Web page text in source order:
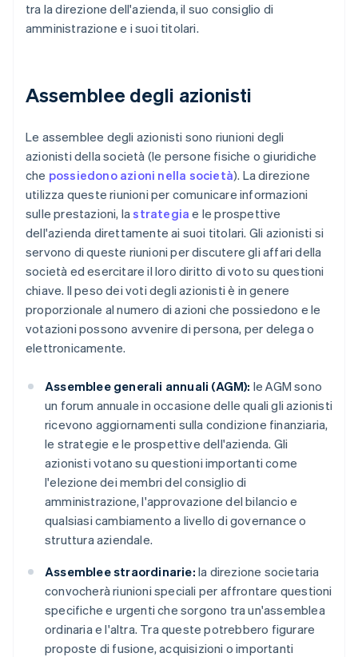
tra la direzione dell'azienda, il suo consiglio di
amministrazione e i suoi titolari.
Assemblee degli azionisti
Le assemblee degli azionisti sono riunioni degli
azionisti della società (le persone fisiche o giuridiche
che possiedono azioni nella società). La direzione
utilizza queste riunioni per comunicare informazioni
sulle prestazioni, lastrategia e le prospettive
dell'azienda direttamente ai suoi titolari. Gli azionisti si
servono di queste riunioni per discutere gli affari della
società ed esercitare il loro diritto di voto su questioni
chiave. Il peso dei voti degli azionisti è in genere
proporzionale al numero di azioni che possiedono e le
votazioni possono avvenire di persona, per delega o
elettronicamente.
Assemblee generali annuali (AGM): le AGM sono
un forum annuale in occasione delle quali gli azionisti
ricevono aggiornamenti sulla condizione finanziaria,
le strategie e le prospettive dell'azienda. Gli
azionisti votano su questioni importanti come
l'elezione dei membri del consiglio di
amministrazione, l'approvazione del bilancio e
qualsiasi cambiamento a livello di governance o
struttura aziendale.
Assemblee straordinarie: la direzione societaria
convocherà riunioni speciali per affrontare questioni
specifiche e urgenti che sorgono tra un'assemblea
ordinaria e l'altra. Tra queste potrebbero figurare
proposte di fusione, acquisizioni o importanti